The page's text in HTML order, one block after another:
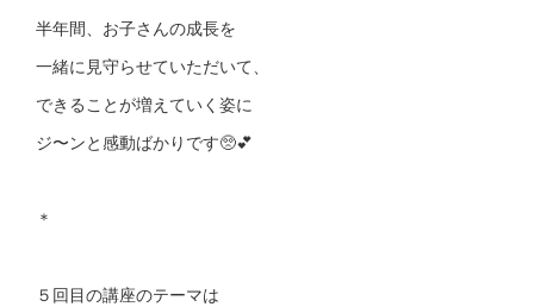
半年間、お子さんの成長を
一緒に見守らせていただいて、
できることが増えていく姿に
ジ〜ンと感動ばかりです🥺💕
＊
５回目の講座のテーマは